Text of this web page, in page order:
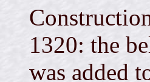
1320: the
was added